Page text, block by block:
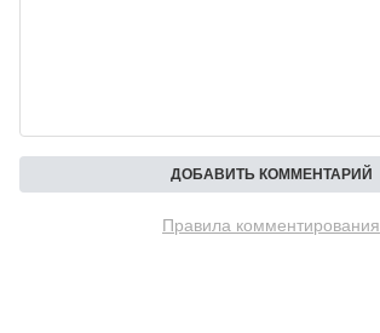
Правила комментирования